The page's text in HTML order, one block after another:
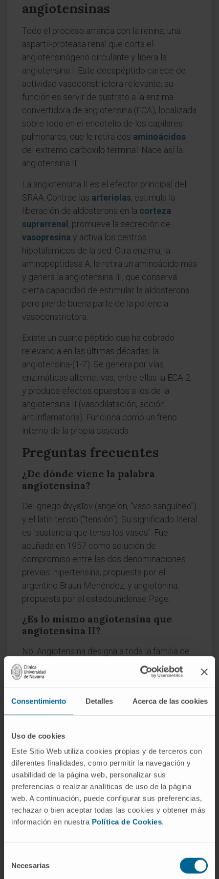
Consentimiento Detalles Acerca de las cookies
Uso de cookies
Este Sitio Web utiliza cookies propias y de terceros con
diferentes finalidades, como permitir la navegación y
usabilidad de la página web, personalizar sus
preferencias o realizar analíticas de uso de la página
web. A continuación, puede configurar sus preferencias,
rechazar o bien aceptar todas las cookies y obtener más
información en nuestra Política de Cookies.
Necesarias
angiotensinas
Todo el proceso arranca con la renina, una
aspartil-proteasa renal que corta el
angiotensinógeno circulante y libera la
angiotensina I. Este decapéptido carece de
actividad vasoconstrictora relevante; su
función es servir de sustrato a la enzima
convertidora de angiotensina (ECA), localizada
sobre todo en el endotelio de los capilares
pulmonares, que le retira dos aminoácidos
del extremo carboxilo terminal. Nace así la
angiotensina II.
La angiotensina II es el efector principal del
SRAA. Contrae las arteriolas, estimula la
liberación de aldosterona en la corteza
suprarrenal , promueve la secreción de
vasopresina y activa los centros
hipotalámicos de la sed. Otra enzima, la
aminopeptidasa A, le retira un aminoácido más
y genera la angiotensina III, que conserva
cierta capacidad de estimular la aldosterona
pero pierde buena parte de la potencia
vasoconstrictora.
Existe un cuarto péptido que ha cobrado
relevancia en las últimas décadas: la
angiotensina-(1-7). Se genera por vías
enzimáticas alternativas, entre ellas la ECA-2,
y produce efectos opuestos a los de la
angiotensina II (vasodilatación, acción
antiinflamatoria). Funciona como un freno
interno de la propia cascada.
Preguntas frecuentes
¿De dónde viene la palabra
angiotensina?
Del griego ἀγγεῖον (angeîon, "vaso sanguíneo")
y el latín tensio ("tensión"). Su significado literal
es "sustancia que tensa los vasos". Fue
acuñada en 1957 como solución de
compromiso entre las dos denominaciones
previas: hipertensina, propuesta por el
argentino Braun-Menéndez, y angiotonina,
propuesta por el estadounidense Page.
¿Es lo mismo angiotensina que
angiotensina II?
No. Angiotensina designa a toda la familia de
péptidos. La angiotensina II es uno de sus
miembros, aunque el más relevante desde el
punto de vista fisiológico porque concentra la
mayor parte de la actividad vasoconstrictora.
El uso coloquial tiende a confundirlos, sobre
todo en el contexto clínico, donde la
¿La angiotensina es una hormona?
Depende de a qué miembro nos refiramos. La
angiotensina II circula por la sangre y actúa
sobre órganos distantes, lo cual la convierte
en una hormona en sentido estricto. La
significativa, de modo que difícilmente encaja